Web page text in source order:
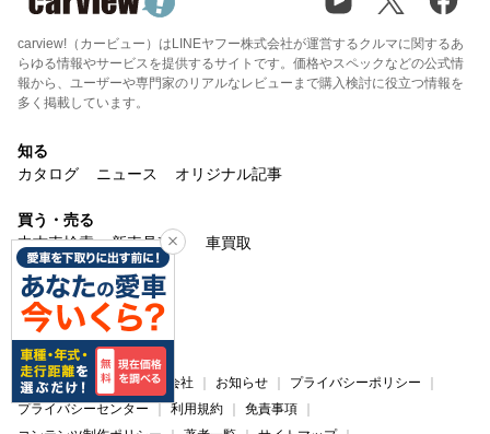
carview!（カービュー）はLINEヤフー株式会社が運営するクルマに関するあ
らゆる情報やサービスを提供するサイトです。価格やスペックなどの公式情
報から、ユーザーや専門家のリアルなレビューまで購入検討に役立つ情報を
多く掲載しています。
知る
カタログ
ニュース オリジナル記事
買う・売る
中古車検索
新車見積り 車買取
楽しむ
マイカー
みんカラ
サービス
carview!について 運営会社 お知らせ
プライバシーポリシー
プライバシーセンター
利用規約
免責事項